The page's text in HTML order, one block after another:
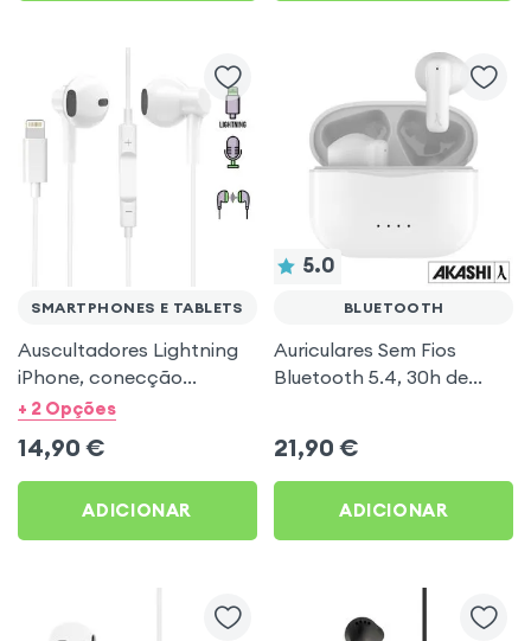
SMARTPHONES E TABLETS
Auscultadores Lightning
iPhone, conecção
Bluetooth com kit mãos-
+ 2 Opções
14,90 €
ADICIONAR
5.0
BLUETOOTH
Auriculares Sem Fios
Bluetooth 5.4, 30h de
21,90 €
ADICIONAR